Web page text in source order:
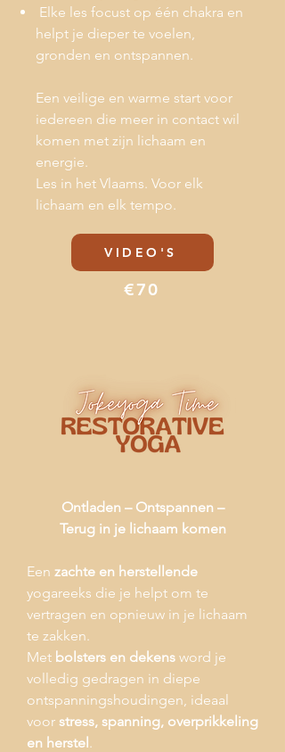
Elke les focust op één chakra en
helpt je dieper te voelen,
gronden en ontspannen.
Een veilige en warme start voor
iedereen die meer in contact wil
komen met zijn lichaam en
energie.
Les in het Vlaams. Voor elk
lichaam en elk tempo.
VIDEO'S
€70
Ontladen – Ontspannen –
Terug in je lichaam komen
Een zachte en herstellende
yogareeks die je helpt om te
vertragen en opnieuw in je lichaam
te zakken.
Met bolsters en dekens word je
volledig gedragen in diepe
ontspanningshoudingen, ideaal
voor stress, spanning, overprikkeling
en herstel.